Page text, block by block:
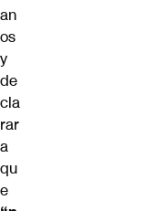
an
os
y
de
cla
rar
a
qu
e